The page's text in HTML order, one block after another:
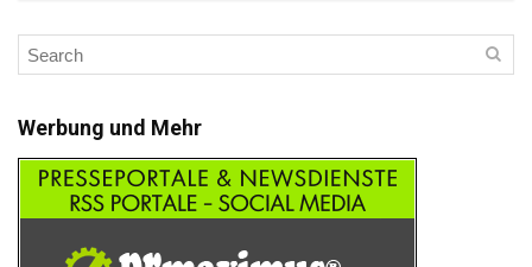
Werbung und Mehr